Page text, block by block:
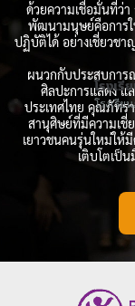
ด้วยความเชื่อมั่นที่ว่
พัฒนามนุษย์คือการใ
ปฏิบัติได้ อย่างเชี่ยวช
ผนวกกับประสบการ
ศิลปะการแสดง แ
ประเทศไทย คุณภัทร
สานุศิษย์ที่มีความเชี่
เยาวชนคนรุ่นใหม่ให้
เติบโตเป็